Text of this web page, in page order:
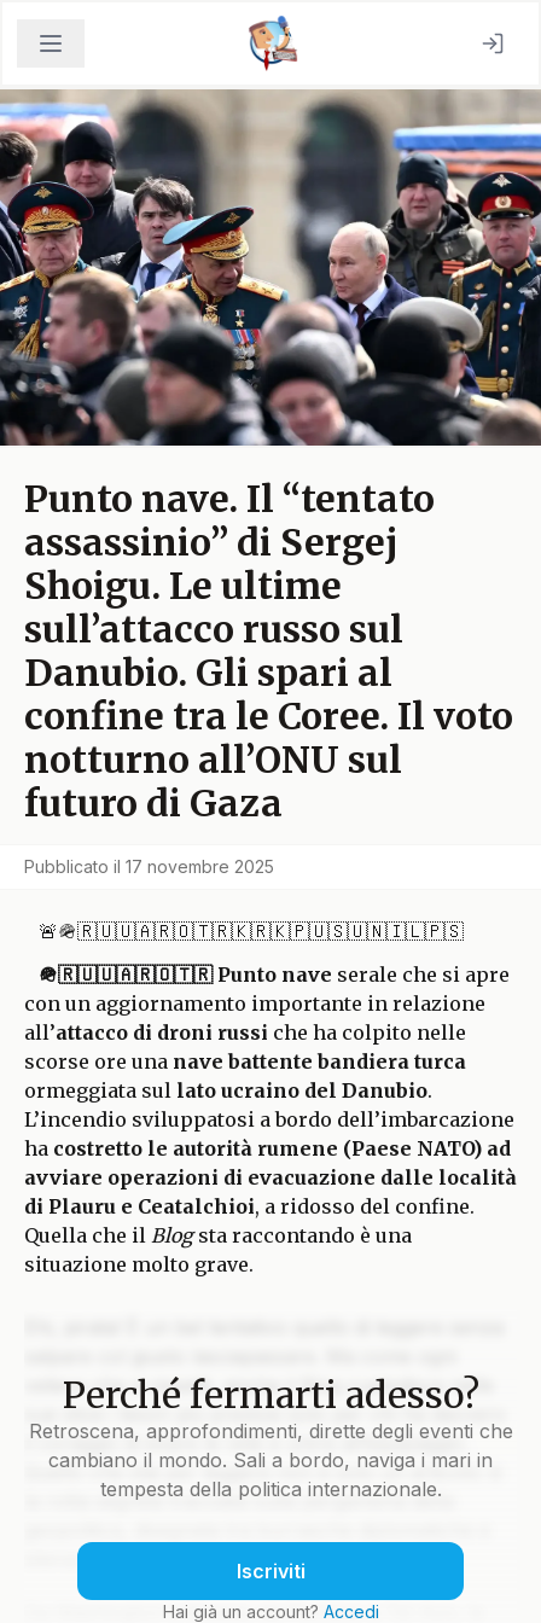
Punto nave. Il “tentato
assassinio” di Sergej
Shoigu. Le ultime
sull’attacco russo sul
Danubio. Gli spari al
confine tra le Coree. Il voto
notturno all’ONU sul
futuro di Gaza
Pubblicato il 17 novembre 2025
🚨🪖🇷🇺🇺🇦🇷🇴🇹🇷🇰🇷🇰🇵🇺🇸🇺🇳🇮🇱🇵🇸
🪖🇷🇺🇺🇦🇷🇴🇹🇷 Punto nave serale che si apre
con un aggiornamento importante in relazione
all’attacco di droni russi che ha colpito nelle
scorse ore una nave battente bandiera turca
ormeggiata sul lato ucraino del Danubio.
L’incendio sviluppatosi a bordo dell’imbarcazione
ha costretto le autorità rumene (Paese NATO) ad
avviare operazioni di evacuazione dalle località
di Plauru e Ceatalchioi, a ridosso del confine.
Quella che il Blogsta raccontando è una
situazione molto grave.
veliero che si rispetti, anche il Blog custodisce nelle
sue stive i tesori più preziosi solo per chi ha davvero
il coraggio di issare le vele e unirsi all’equipaggio.
Quello che stai per leggere non è solo un articolo: è
la rotta segreta tracciata sulla pergamena della
silenzi che parlano più di mille colpi di cannone.
Da Washington a Mosca, da Pechino a Tel Aviv, le
Perché fermarti adesso?
Retroscena, approfondimenti, dirette degli eventi che
cambiano il mondo. Sali a bordo, naviga i mari in
tempesta della politica internazionale.
Iscriviti
Hai già un account? Accedi